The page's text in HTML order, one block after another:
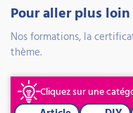
Concevoir et
musicales
Elle s’est formée
auprès de
neurologique. Cette
activités musicales
objectifs cognitifs,
Pour aller plus
Nos formations, la
thème.
Cliquez sur une